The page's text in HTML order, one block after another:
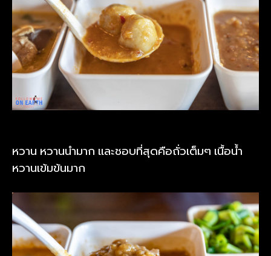
หวาน หวานนำมาก และชอบที่สุดคือถั่วเต็มๆ เนื้อน้ำ
หวานเข้มข้นมาก